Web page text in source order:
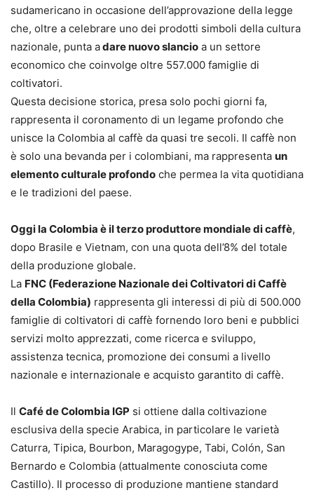
sudamericano in occasione dell’approvazione della legge
che, oltre a celebrare uno dei prodotti simboli della cultura
nazionale, punta adare nuovo slancio a un settore
economico che coinvolge oltre 557.000 famiglie di
coltivatori.
Questa decisione storica, presa solo pochi giorni fa,
rappresenta il coronamento di un legame profondo che
unisce la Colombia al caffè da quasi tre secoli. Il caffè non
è solo una bevanda per i colombiani, ma rappresenta un
elemento culturale profondo che permea la vita quotidiana
e le tradizioni del paese.
Oggi la Colombia è il terzo produttore mondiale di caffè,
dopo Brasile e Vietnam, con una quota dell’8% del totale
della produzione globale.
La FNC (Federazione Nazionale dei Coltivatori di Caffè
della Colombia) rappresenta gli interessi di più di 500.000
famiglie di coltivatori di caffè fornendo loro beni e pubblici
servizi molto apprezzati, come ricerca e sviluppo,
assistenza tecnica, promozione dei consumi a livello
nazionale e internazionale e acquisto garantito di caffè.
Il Café de Colombia IGP si ottiene dalla coltivazione
esclusiva della specie Arabica, in particolare le varietà
Caturra, Tipica, Bourbon, Maragogype, Tabi, Colón, San
Bernardo e Colombia (attualmente conosciuta come
Castillo). Il processo di produzione mantiene standard